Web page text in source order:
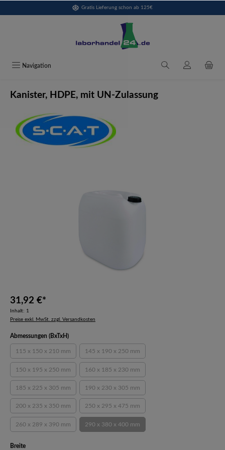
Gratis Lieferung schon ab 125€
Navigation
Kanister, HDPE, mit UN-Zulassung
31,92 €*
Inhalt: 1
Preise exkl. MwSt. zzgl. Versandkosten
Abmessungen (BxTxH)auswählen
115 x 150 x 210 mm(Diese Option ist zurzeit nicht verfügbar.)
145 x 190 x 250 mm(Diese Option ist zurzeit nicht verfügbar.)
150 x 195 x 250 mm(Diese Option ist zurzeit nicht verfügbar.)
160 x 185 x 230 mm(Diese Option ist zurzeit nicht verfügbar.)
185 x 225 x 305 mm(Diese Option ist zurzeit nicht verfügbar.)
190 x 230 x 305 mm(Diese Option ist zurzeit nicht verfügbar.)
200 x 235 x 350 mm(Diese Option ist zurzeit nicht verfügbar.)
250 x 295 x 475 mm(Diese Option ist zurzeit nicht verfügbar.)
260 x 289 x 390 mm(Diese Option ist zurzeit nicht verfügbar.)
290 x 380 x 400 mm(Diese Option ist zurzeit nicht verfügbar.)
Breiteauswählen